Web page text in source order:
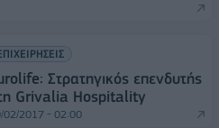
Στρατηγικός επενδυτής
Grivalia Hospitality
02/2017 - 02:00